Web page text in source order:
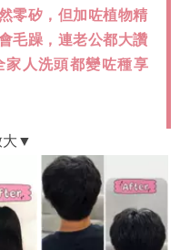
零矽，但加咗植物精
毛躁，連老公都大讚
家人洗頭都變咗種享